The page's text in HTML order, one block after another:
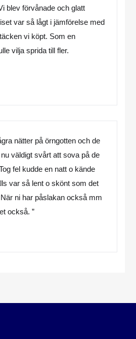
blev förvånade och glatt
var så lågt i jämförelse med
vi köpt. Som en
vilja sprida till fler.
nätter på örngotten och de
väldigt svårt att sova på de
fel kudde en natt o kände
var så lent o skönt som det
ni har påslakan också mm
också. ”